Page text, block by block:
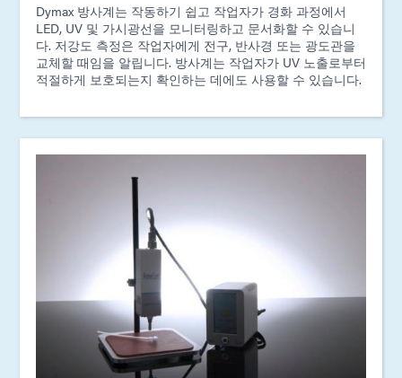
Dymax 방사계는 작동하기 쉽고 작업자가 경화 과정에서
LED, UV 및 가시광선을 모니터링하고 문서화할 수 있습니
다. 저강도 측정은 작업자에게 전구, 반사경 또는 광도관을
교체할 때임을 알립니다. 방사계는 작업자가 UV 노출로부터
적절하게 보호되는지 확인하는 데에도 사용할 수 있습니다.